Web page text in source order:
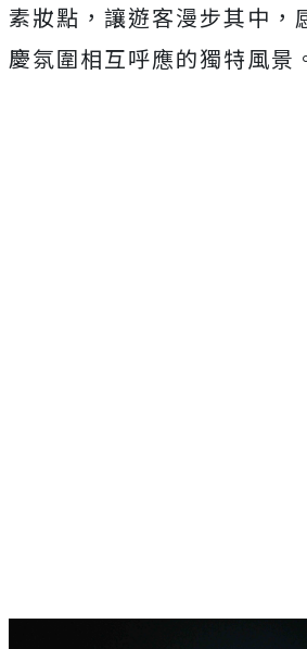
素妝點，讓遊客漫步其中，
慶氛圍相互呼應的獨特風景